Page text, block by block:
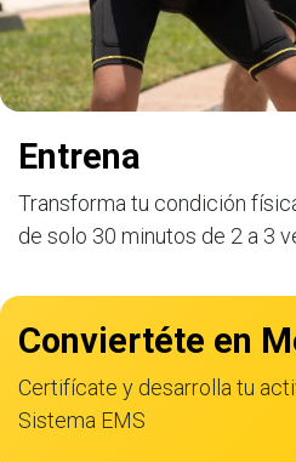
Entrena
Transforma tu condición
de solo 30 minutos de 2 a 3
Conviertéte en
Certifícate y desarrolla tu
Sistema EMS